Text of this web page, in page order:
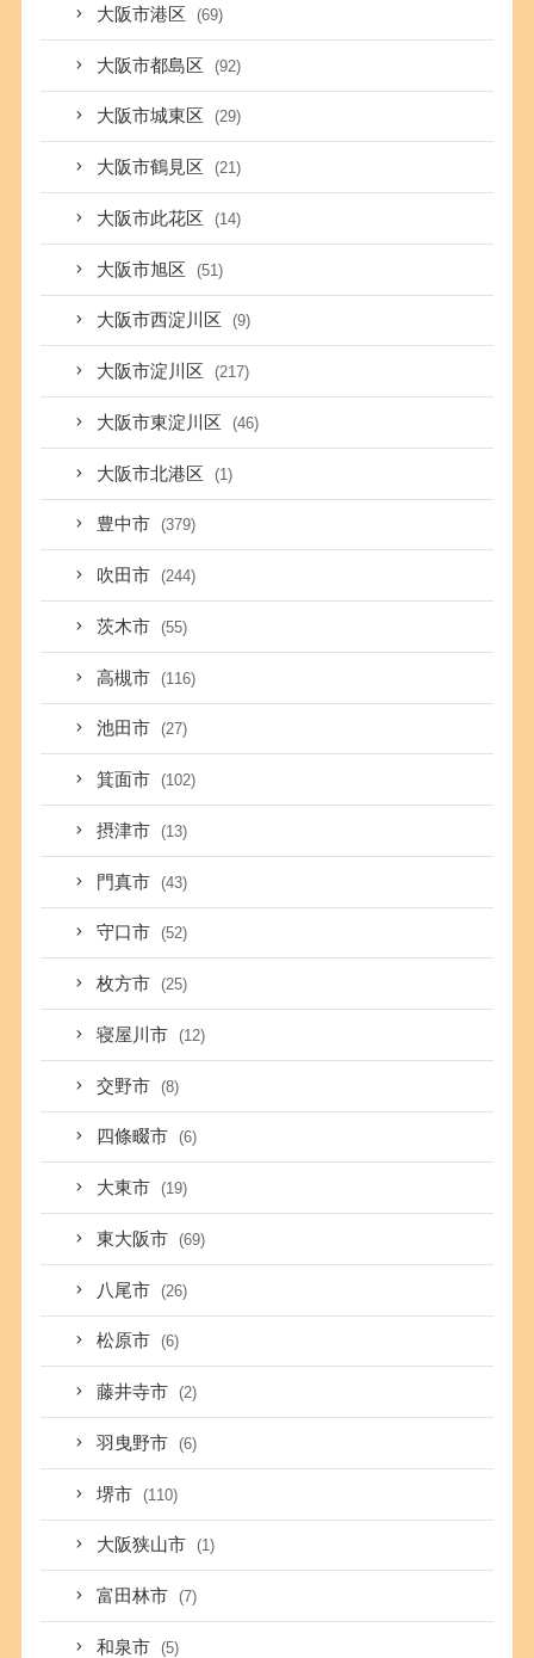
大阪市港区 (69)
大阪市都島区 (92)
大阪市城東区 (29)
大阪市鶴見区 (21)
大阪市此花区 (14)
大阪市旭区 (51)
大阪市西淀川区 (9)
大阪市淀川区 (217)
大阪市東淀川区 (46)
大阪市北港区 (1)
豊中市 (379)
吹田市 (244)
茨木市 (55)
高槻市 (116)
池田市 (27)
箕面市 (102)
摂津市 (13)
門真市 (43)
守口市 (52)
枚方市 (25)
寝屋川市 (12)
交野市 (8)
四條畷市 (6)
大東市 (19)
東大阪市 (69)
八尾市 (26)
松原市 (6)
藤井寺市 (2)
羽曳野市 (6)
堺市 (110)
大阪狭山市 (1)
富田林市 (7)
和泉市 (5)